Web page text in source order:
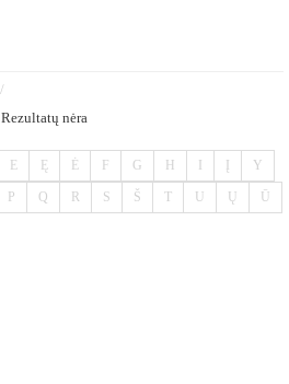
Rezultatų nėra
E Ę Ė F G H Y
P Q R S Š T U Ų Ū